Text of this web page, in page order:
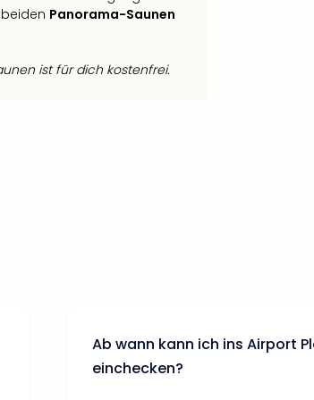
Panorama-Saunen
ist für dich kostenfrei.
Ab wann kann ich ins Airport
einchecken?